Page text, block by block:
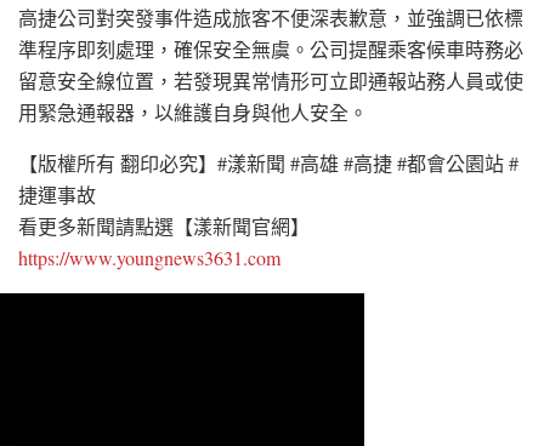
高捷公司對突發事件造成旅客不便深表歉意，並強調已依標
準程序即刻處理，確保安全無虞。公司提醒乘客候車時務必
留意安全線位置，若發現異常情形可立即通報站務人員或使
用緊急通報器，以維護自身與他人安全。
【版權所有 翻印必究】#漾新聞 #高雄 #高捷 #都會公園站 #
捷運事故
看更多新聞請點選【漾新聞官網】
https://www.youngnews3631.com